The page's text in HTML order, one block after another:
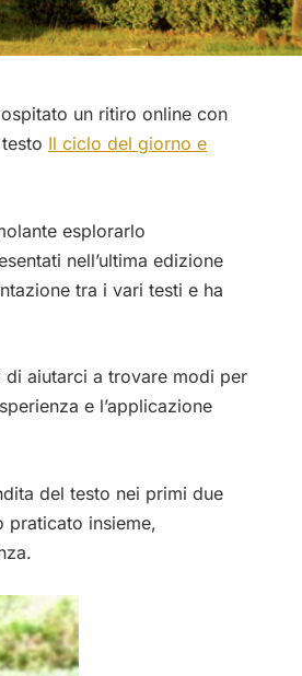
un ritiro online con
Il ciclo del giorno e
esplorarlo
nell’ultima edizione
tra i vari testi e ha
aiutarci a trovare modi per
e l’applicazione
del testo nei primi due
praticato insieme,